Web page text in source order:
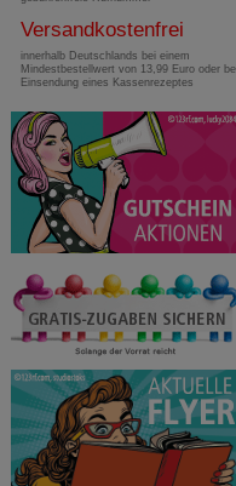
Versandkostenfrei
innerhalb Deutschlands bei einem
Mindestbestellwert von 13,99 Euro oder
Einsendung eines Kassenrezeptes